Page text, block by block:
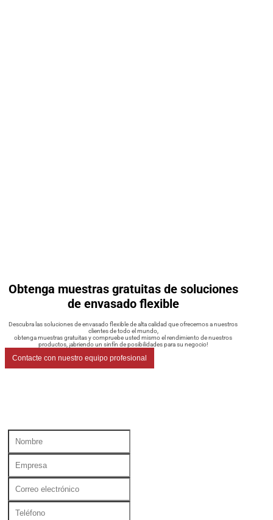
Obtenga muestras gratuitas de soluciones
de envasado flexible
Descubra las soluciones de envasado flexible de alta calidad que ofrecemos a nuestros
clientes de todo el mundo,
obtenga muestras gratuitas y compruebe usted mismo el rendimiento de nuestros
productos, ¡abriendo un sinfín de posibilidades para su negocio!
Contacte con nuestro equipo profesional